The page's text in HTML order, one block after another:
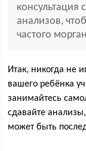
консультация
анализов,
частого
Итак, никогда не
вашего ребёнка
занимайтесь
сдавайте
может быть